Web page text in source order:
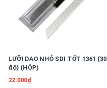
LƯỠI DAO NHỎ SDI TỐT 1361 (30
độ) (HỘP)
22.000₫